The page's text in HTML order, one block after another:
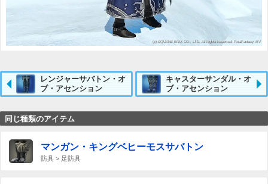
レンジャーサバトン・オ
ブ・アセンション
キャスターサンダル・オ
ブ・アセンション
同じ種類のアイテム
マンガン・キングベヒーモスサバトン
防具 > 足防具